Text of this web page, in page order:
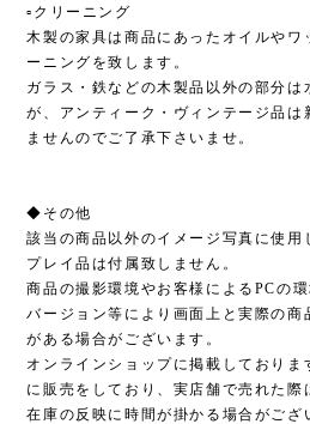
▫︎クリーニング
木製の家具は商品にあったオイルやワ
ーニングを致します。
ガラス・鉄などの木製品以外の部分は
が、アンティーク・ヴィンテージ品は
ませんのでご了承下さいませ。
◆その他
該当の商品以外のイメージ写真に使用
プレイ品は付属致しません。
商品の撮影環境やお客様によるPCの
バージョン等により画面上と実際の商
がある場合がございます。
オンラインショップに掲載しておりま
に販売をしており、実店舗で売れた際
在庫の反映に時間が掛かる場合がござ